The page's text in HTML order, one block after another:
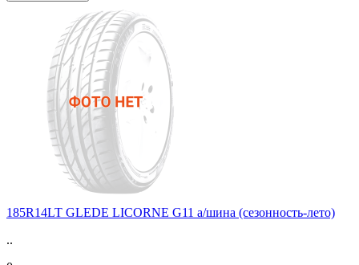
185R14LT GLEDE LICORNE G11 а/шина (сезонность-лето)
..